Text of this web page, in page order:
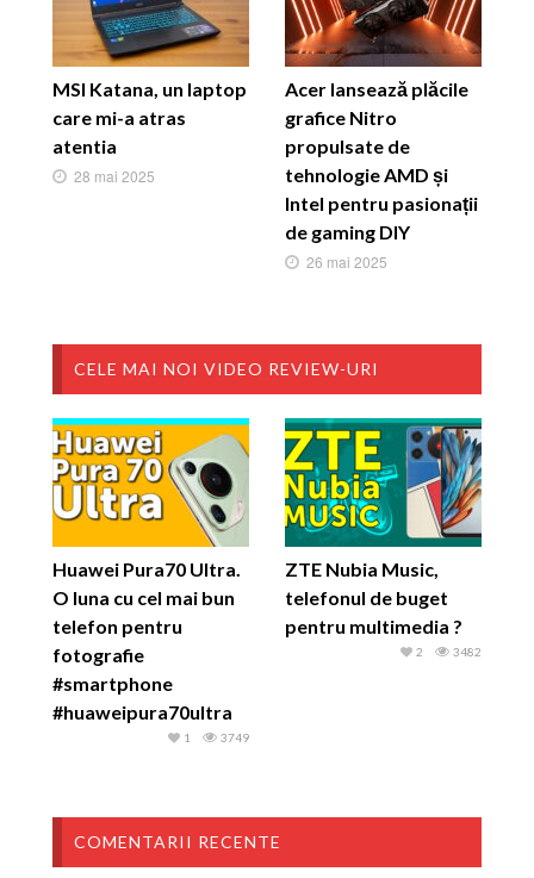
MSI Katana, un laptop
care mi-a atras
atentia
28 mai 2025
Acer lansează plăcile
grafice Nitro
propulsate de
tehnologie AMD și
Intel pentru pasionații
de gaming DIY
26 mai 2025
CELE MAI NOI VIDEO REVIEW-URI
Huawei Pura70 Ultra.
O luna cu cel mai bun
telefon pentru
fotografie
#smartphone
#huaweipura70ultra
3749
1
ZTE Nubia Music,
telefonul de buget
pentru multimedia ?
3482
2
COMENTARII RECENTE